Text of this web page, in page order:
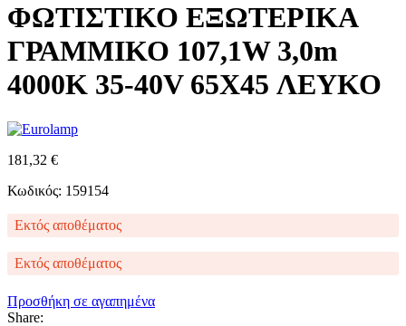
ΦΩΤΙΣΤΙΚΟ ΕΞΩΤΕΡΙΚΑ
ΓΡΑΜΜΙΚΟ 107,1W 3,0m
4000K 35-40V 65X45 ΛΕΥΚΟ
181,32 €
Κωδικός: 159154
Εκτός αποθέματος
Εκτός αποθέματος
Προσθήκη σε αγαπημένα
Share: